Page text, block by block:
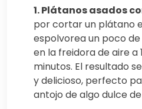
1. Plátanos asados
por cortar un plátano
espolvorea un poco
en la freidora de aire a
minutos. El resultado
y delicioso, perfecto
antojo de algo dulce